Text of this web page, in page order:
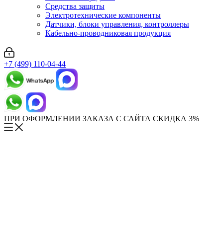
Средства защиты
Электротехнические компоненты
Датчики, блоки управления, контроллеры
Кабельно-проводниковая продукция
+7 (499) 110-04-44
ПРИ ОФОРМЛЕНИИ ЗАКАЗА С САЙТА СКИДКА 3%